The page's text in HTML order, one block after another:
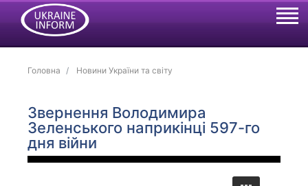
Головна Новини України та світу
Звернення Володимира
Зеленського наприкінці 597-го
дня війни